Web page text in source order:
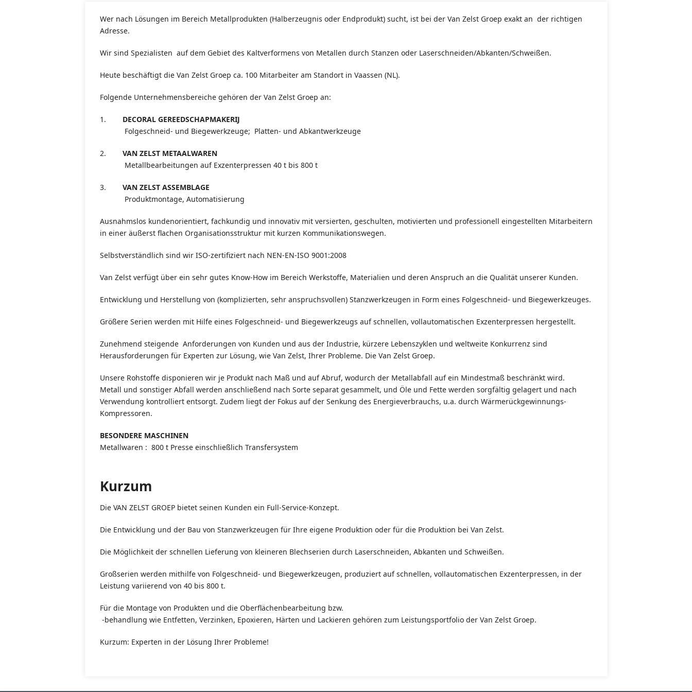
Wer nach Lösungen im Bereich Metallprodukten (Halberzeugnis oder Endprodukt) sucht, ist bei der Van Zelst Groep exakt an der richtigen
Adresse.
Wir sind Spezialisten auf dem Gebiet des Kaltverformens von Metallen durch Stanzen oder Laserschneiden/Abkanten/Schweißen.
Heute beschäftigt die Van Zelst Groep ca. 100 Mitarbeiter am Standort in Vaassen (NL).
Folgende Unternehmensbereiche gehören der Van Zelst Groep an:
1. DECORAL GEREEDSCHAPMAKERIJ
Folgeschneid- und Biegewerkzeuge; Platten- und Abkantwerkzeuge
2. VAN ZELST METAALWAREN
Metallbearbeitungen auf Exzenterpressen 40 t bis 800 t
3. VAN ZELST ASSEMBLAGE
Produktmontage, Automatisierung
Ausnahmslos kundenorientiert, fachkundig und innovativ mit versierten, geschulten, motivierten und professionell eingestellten Mitarbeitern
in einer äußerst flachen Organisationsstruktur mit kurzen Kommunikationswegen.
Selbstverständlich sind wir ISO-zertifiziert nach NEN-EN-ISO 9001:2008
Van Zelst verfügt über ein sehr gutes Know-How im Bereich Werkstoffe, Materialien und deren Anspruch an die Qualität unserer Kunden.
Entwicklung und Herstellung von (komplizierten, sehr anspruchsvollen) Stanzwerkzeugen in Form eines Folgeschneid- und Biegewerkzeuges.
Größere Serien werden mit Hilfe eines Folgeschneid- und Biegewerkzeugs auf schnellen, vollautomatischen Exzenterpressen hergestellt.
Zunehmend steigende Anforderungen von Kunden und aus der Industrie, kürzere Lebenszyklen und weltweite Konkurrenz sind
Herausforderungen für Experten zur Lösung, wie Van Zelst, Ihrer Probleme. Die Van Zelst Groep.
Unsere Rohstoffe disponieren wir je Produkt nach Maß und auf Abruf, wodurch der Metallabfall auf ein Mindestmaß beschränkt wird.
Metall und sonstiger Abfall werden anschließend nach Sorte separat gesammelt, und Öle und Fette werden sorgfältig gelagert und nach
Verwendung kontrolliert entsorgt. Zudem liegt der Fokus auf der Senkung des Energieverbrauchs, u.a. durch Wärmerückgewinnungs-
Kompressoren.
BESONDERE MASCHINEN
Metallwaren : 800 t Presse einschließlich Transfersystem
Kurzum
Die VAN ZELST GROEP bietet seinen Kunden ein Full-Service-Konzept.
Die Entwicklung und der Bau von Stanzwerkzeugen für Ihre eigene Produktion oder für die Produktion bei Van Zelst.
Die Möglichkeit der schnellen Lieferung von kleineren Blechserien durch Laserschneiden, Abkanten und Schweißen.
Großserien werden mithilfe von Folgeschneid- und Biegewerkzeugen, produziert auf schnellen, vollautomatischen Exzenterpressen, in der
Leistung variierend von 40 bis 800 t.
Für die Montage von Produkten und die Oberflächenbearbeitung bzw.
-behandlung wie Entfetten, Verzinken, Epoxieren, Härten und Lackieren gehören zum Leistungsportfolio der Van Zelst Groep.
Kurzum: Experten in der Lösung Ihrer Probleme!